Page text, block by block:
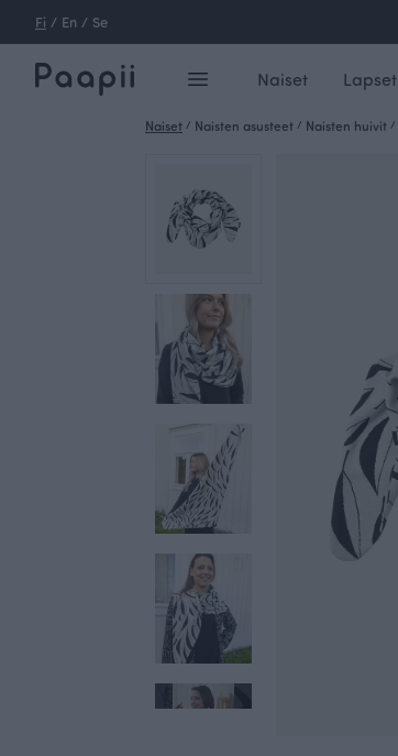
Fi / En / Se
Naiset Lapset
Naiset / Naisten asusteet / Naisten huivit /